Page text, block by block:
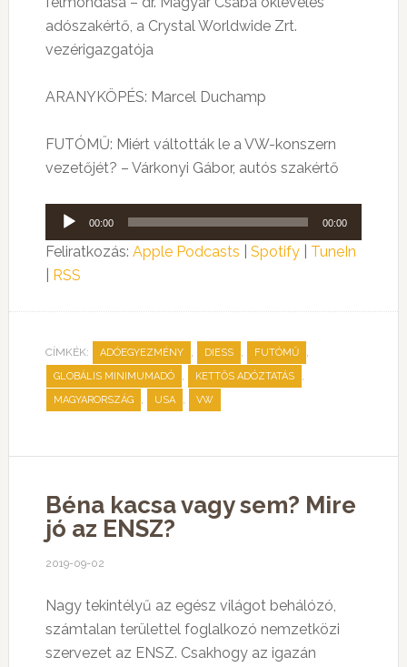
adószakértő, a Crystal Worldwide Zrt.
vezérigazgatója
ARANYKÖPÉS: Marcel Duchamp
FUTÓMŰ: Miért váltották le a VW-konszern
vezetőjét? – Várkonyi Gábor, autós szakértő
Audió
lejátszó
00:00 00:00
Feliratkozás: Apple Podcasts Spotify| TuneIn
RSS
CÍMKÉK: ADÓEGYEZMÉNY , DIESS , FUTÓMŰ ,
GLOBÁLIS MINIMUMADÓ , KETTŐS ADÓZTATÁS ,
MAGYARORSZÁG , USA , VW
Béna kacsa vagy sem? Mire
jó az ENSZ?
2019-09-02
Nagy tekintélyű az egész világot behálózó,
számtalan területtel foglalkozó nemzetközi
szervezet az ENSZ. Csakhogy az igazán